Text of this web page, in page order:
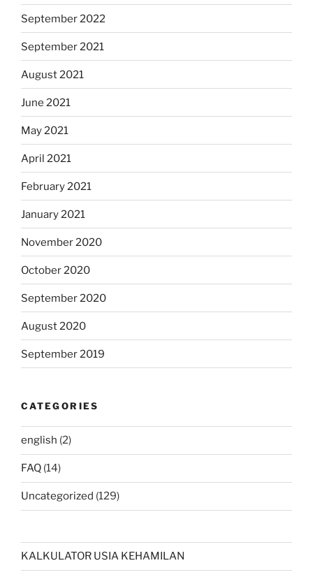
September 2022
September 2021
August 2021
June 2021
May 2021
April 2021
February 2021
January 2021
November 2020
October 2020
September 2020
August 2020
September 2019
CATEGORIES
english (2)
FAQ (14)
Uncategorized (129)
KALKULATOR USIA KEHAMILAN